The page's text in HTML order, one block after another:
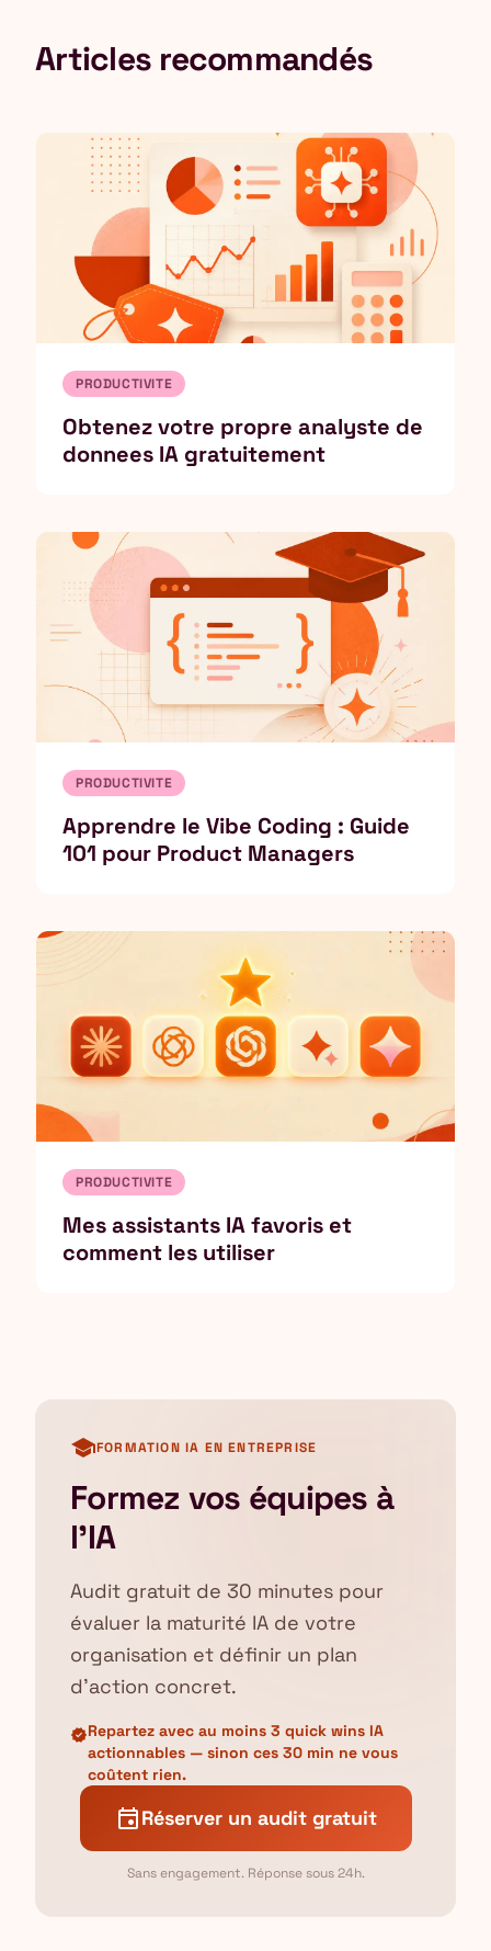
Articles recommandés
PRODUCTIVITE
Obtenez votre propre analyste de
donnees IA gratuitement
PRODUCTIVITE
Apprendre le Vibe Coding : Guide
101 pour Product Managers
PRODUCTIVITE
Mes assistants IA favoris et
comment les utiliser
schoolFORMATION IA EN ENTREPRISE
Formez vos équipes à
l'IA
Audit gratuit de 30 minutes pour
évaluer la maturité IA de votre
organisation et définir un plan
d'action concret.
verifiedRepartez avec au moins 3 quick wins IA
actionnables — sinon ces 30 min ne vous
coûtent rien.
eventRéserver un audit gratuit
Sans engagement. Réponse sous 24h.